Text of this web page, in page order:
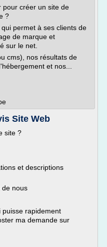
pour créer un site de
?
permet à ses clients de
de marque et
sur le net.
cms), nos résultats de
et nos...
Site Web
site ?
et descriptions
de nous
rapidement
ma demande sur